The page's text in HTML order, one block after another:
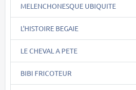
MELENCHONESQUE UBIQUITE
L'HISTOIRE BEGAIE
LE CHEVAL A PETE
BIBI FRICOTEUR